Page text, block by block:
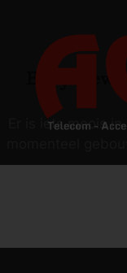
Er zijn
Er is iets moois
momenteel